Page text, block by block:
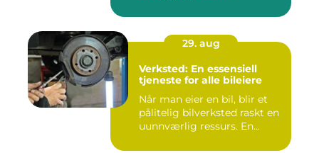
29. aug
Verksted: En essensiell
tjeneste for alle bileiere
Når man eier en bil, blir et
pålitelig bilverksted raskt en
uunnværlig ressurs. En...